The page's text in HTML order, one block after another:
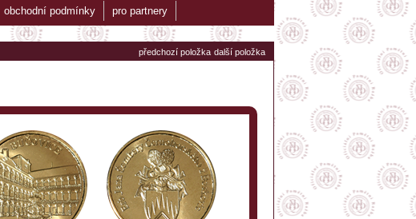
obchodní podmínky pro partnery
předchozí položka další položka